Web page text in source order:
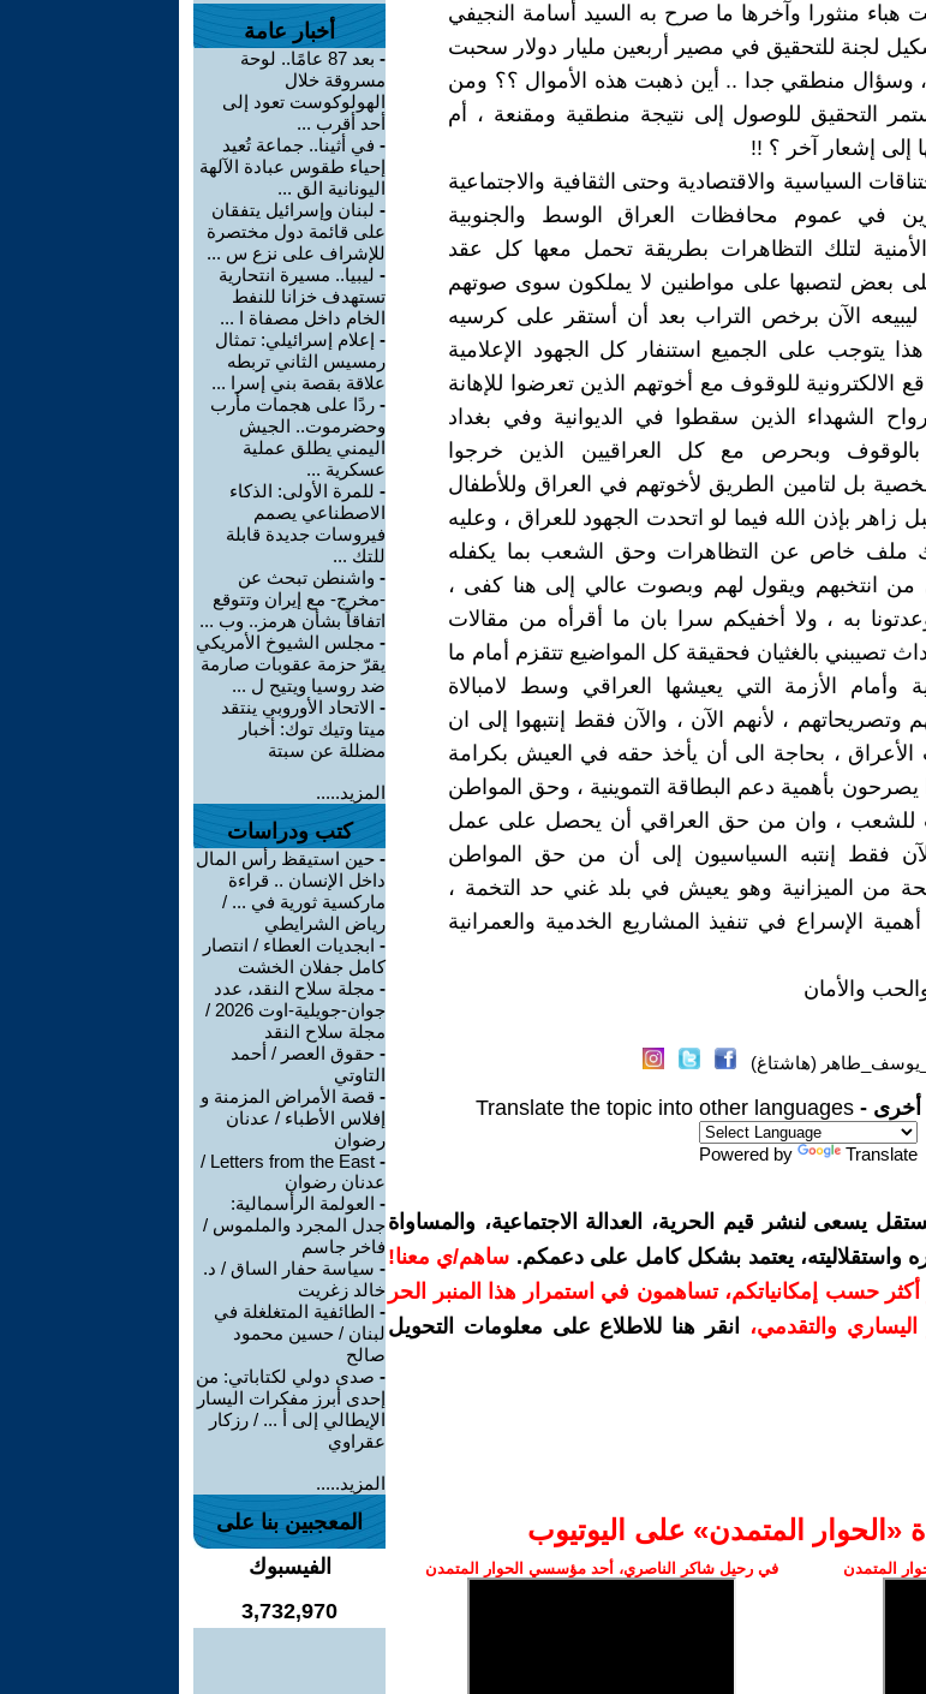
هباء منثورا وآخرها ما صرح به السيد أسامة النجيفي
لجنة للتحقيق في مصير أربعين مليار دولار سحبت
، وسؤال منطقي جدا .. أين ذهبت هذه الأموال ؟؟ ومن
التحقيق للوصول إلى نتيجة منطقية ومقنعة ، أم
إلى إشعار آخر ؟ !!
السياسية والاقتصادية وحتى الثقافية والاجتماعية
في عموم محافظات العراق الوسط والجنوبية
لتلك التظاهرات بطريقة تحمل معها كل عقد
بعض لتصبها على مواطنين لا يملكون سوى صوتهم
ليبيعه الآن برخص التراب بعد أن أستقر على كرسيه
على الجميع استنفار كل الجهود الإعلامية
الالكترونية للوقوف مع أخوتهم الذين تعرضوا للإهانة
الشهداء الذين سقطوا في الديوانية وفي بغداد
بالوقوف وبحرص مع كل العراقيين الذين خرجوا
بل لتامين الطريق لأخوتهم في العراق وللأطفال
بإذن الله فيما لو اتحدت الجهود للعراق ، وعليه
ملف خاص عن التظاهرات وحق الشعب بما يكفله
من انتخبهم ويقول لهم وبصوت عالي إلى هنا كفى ،
به ، ولا أخفيكم سرا بان ما أقرأه من مقالات
تصيبني بالغثيان فحقيقة كل المواضيع تتقزم أمام ما
الأزمة التي يعيشها العراقي وسط لامبالاة
وتصريحاتهم ، لأنهم الآن ، والآن فقط إنتبهوا إلى ان
، بحاجة الى أن يأخذ حقه في العيش بكرامة
بأهمية دعم البطاقة التموينية ، وحق المواطن
للشعب ، وان من حق العراقي أن يحصل على عمل
فقط إنتبه السياسيون إلى أن من حق المواطن
من الميزانية وهو يعيش في بلد غني حد التخمة ،
الإسراع في تنفيذ المشاريع الخدمية والعمرانية
والأمان
(هاشتاغ)
أخرى - Translate the topic into other languages
Powered by Translate
يسعى لنشر قيم الحرية، العدالة الاجتماعية، والمساواة
واستقلاليته، يعتمد بشكل كامل على دعمكم. ساهم/ي معنا!
سنويًا أو أكثر حسب إمكانياتكم، تساهمون في استمرار هذا المنبر الحر
والتقدمي،
انقر هنا للاطلاع على معلومات التحويل
‫«الحوار المتمدن» على اليوتيوب
المتمدن في رحيل شاكر الناصري، أحد مؤسسي الحوار المتمدن
أخبار عامة
-
بعد 87 عامًا.. لوحة
مسروقة خلال
الهولوكوست تعود إلى
أحد أقرب ...
- في أثينا.. جماعة تُعيد
إحياء طقوس عبادة الآلهة
اليونانية الق ...
- لبنان وإسرائيل يتفقان
على قائمة دول مختصرة
للإشراف على نزع س ...
- ليبيا.. مسيرة انتحارية
تستهدف خزانا للنفط
الخام داخل مصفاة ا ...
- إعلام إسرائيلي: تمثال
رمسيس الثاني تربطه
علاقة بقصة بني إسرا ...
- ردًا على هجمات مأرب
وحضرموت.. الجيش
اليمني يطلق عملية
عسكرية ...
- للمرة الأولى: الذكاء
الاصطناعي يصمم
فيروسات جديدة قابلة
للتك ...
- واشنطن تبحث عن
-مخرج- مع إيران وتتوقع
اتفاقاً بشأن هرمز.. وب ...
- مجلس الشيوخ الأمريكي
يقرّ حزمة عقوبات صارمة
ضد روسيا ويتيح ل ...
- الاتحاد الأوروبي ينتقد
ميتا وتيك توك: أخبار
مضللة عن سبتة
المزيد.....
كتب ودراسات
- حين استيقظ رأس المال
داخل الإنسان .. قراءة
ماركسية ثورية في ... /
رياض الشرايطي
- ابجديات العطاء / انتصار
كامل جفلان الخشت
- مجلة سلاح النقد، عدد
جوان-جويلية-اوت 2026 /
مجلة سلاح النقد
- حقوق العصر / أحمد
التاوتي
- قصة الأمراض المزمنة و
إفلاس الأطباء / عدنان
رضوان
-
Letters from the East /
عدنان رضوان
- العولمة الرأسمالية:
جدل المجرد والملموس /
فاخر جاسم
- سياسة حفار الساق / د.
خالد زغريت
- الطائفية المتغلغلة في
لبنان / حسين محمود
صالح
- صدى دولي لكتاباتي: من
إحدى أبرز مفكرات اليسار
الإيطالي إلى أ ... / رزكار
عقراوي
المزيد.....
المعجبين بنا على
الفيسبوك
3,732,970